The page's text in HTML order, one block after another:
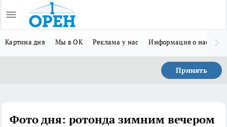
Картина дня Мы в ОК Реклама у нас Информация о нас
Принять
Фото дня: ротонда зимним вечером